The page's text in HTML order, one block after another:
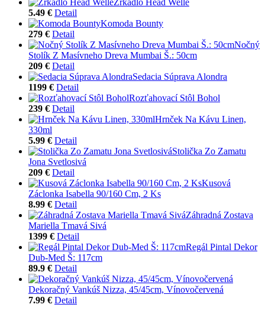
5.49 € Detail
Komoda Bounty
279 € Detail
Nočný
Stolík Z Masívneho Dreva Mumbai Š.: 50cm
209 € Detail
Sedacia Súprava Alondra
1199 € Detail
Rozťahovací Stôl Bohol
239 € Detail
Hrnček Na Kávu Linen,
330ml
5.99 € Detail
Stolička Zo Zamatu
Jona Svetlosivá
209 € Detail
Kusová
Záclonka Isabella 90/160 Cm, 2 Ks
8.99 € Detail
Záhradná Zostava
Mariella Tmavá Sivá
1399 € Detail
Regál Pintal Dekor
Dub-Med Š: 117cm
89.9 € Detail
Dekoračný Vankúš Nizza, 45/45cm, Vínovočervená
7.99 € Detail